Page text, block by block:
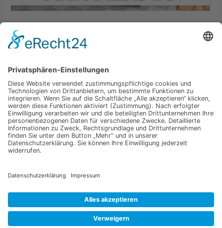
Theme Spacious
Schreibe einen Kommentar
Theme Spacious Einführung 1 Theme Spacious Einführung
2 Widgets Theme Spacious Einführung 3
Beiträge/Seiten/Plugins
Weiterlesen »